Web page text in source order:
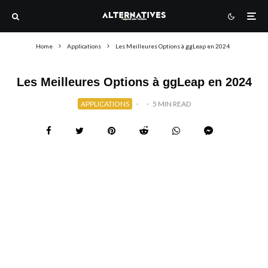
Home Applications Les Meilleures Options à ggLeap en 2024
Les Meilleures Options à ggLeap en 2024
APPLICATIONS · · 5 MIN READ